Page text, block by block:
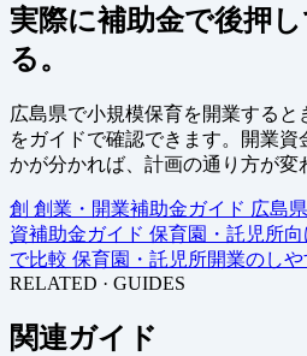
実際に補助金で後押
る。
広島県で小規模保育を開業する
をガイドで確認できます。開業資
かが分かれば、計画の通り方が変
創 創業・開業補助金ガイド 広島
資補助金ガイド 保育園・託児所
で比較 保育園・託児所開業のしや
RELATED · GUIDES
関連ガイド